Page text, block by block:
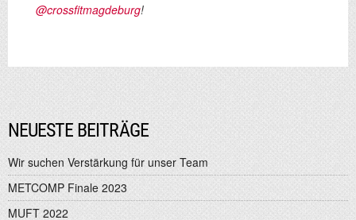
@crossfitmagdeburg!
NEUESTE BEITRÄGE
Wir suchen Verstärkung für unser Team
METCOMP Finale 2023
MUFT 2022